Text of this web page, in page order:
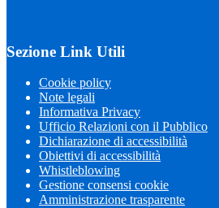
Sezione Link Utili
Cookie policy
Note legali
Informativa Privacy
Ufficio Relazioni con il Pubblico
Dichiarazione di accessibilità
Obiettivi di accessibilità
Whistleblowing
Gestione consensi cookie
Amministrazione trasparente